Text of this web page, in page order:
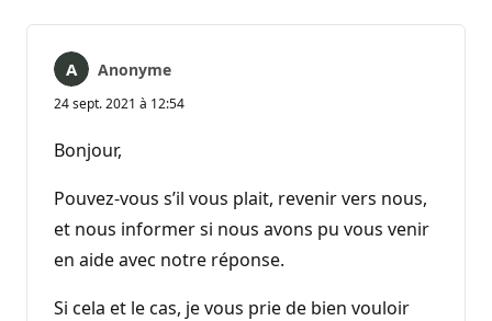
Anonyme
24 sept. 2021 à 12:54
Bonjour,
Pouvez-vous s’il vous plait, revenir vers nous,
et nous informer si nous avons pu vous venir
en aide avec notre réponse.
Si cela et le cas, je vous prie de bien vouloir